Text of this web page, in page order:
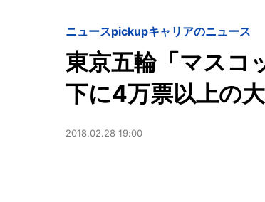
ニュースpickupキャリアのニュース
東京五輪「マス
下に4万票以上の
2018.02.28 19:00